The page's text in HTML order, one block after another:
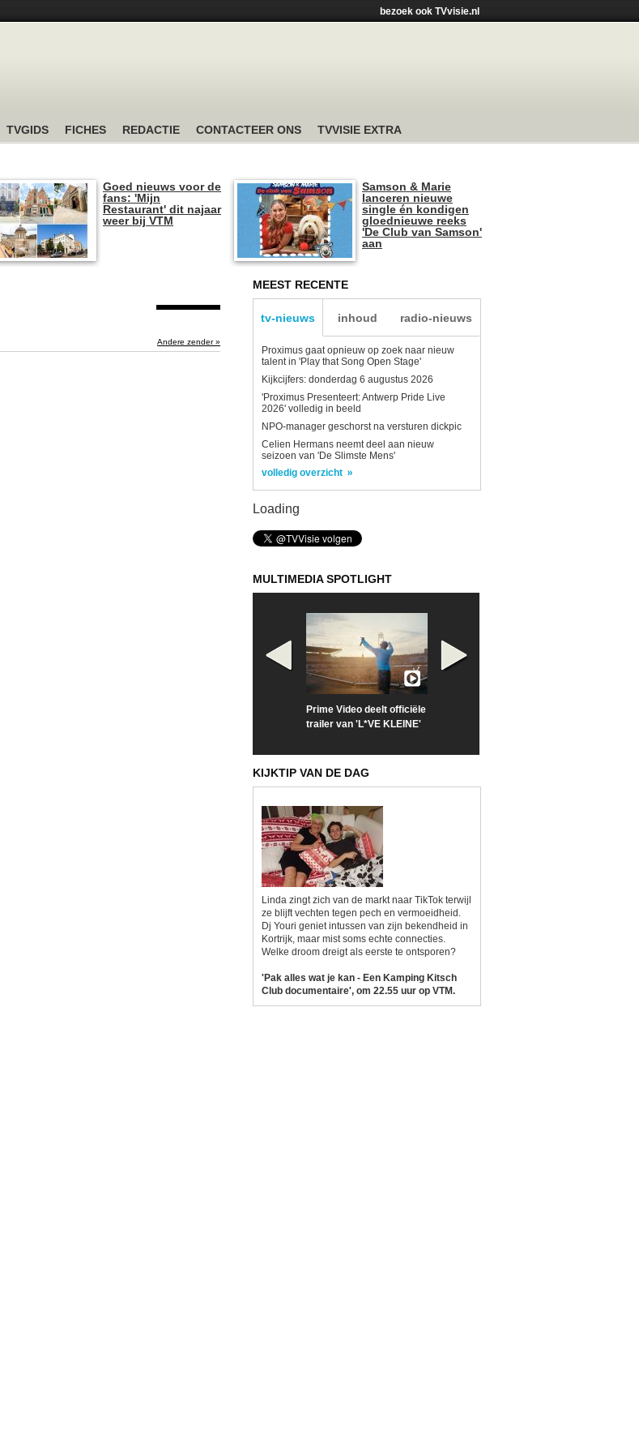
bezoek ook TVvisie.nl
TVGIDS FICHES REDACTIE CONTACTEER ONS TVVISIE EXTRA
Goed nieuws voor de
fans: 'Mijn
Restaurant' dit najaar
weer bij VTM
Samson & Marie
lanceren nieuwe
single én kondigen
gloednieuwe reeks
'De Club van Samson'
aan
Andere zender »
MEEST RECENTE
tv-nieuws inhoud radio-nieuws
Proximus gaat opnieuw op zoek naar nieuw
talent in 'Play that Song Open Stage'
Kijkcijfers: donderdag 6 augustus 2026
'Proximus Presenteert: Antwerp Pride Live
2026' volledig in beeld
NPO-manager geschorst na versturen dickpic
Celien Hermans neemt deel aan nieuw
seizoen van 'De Slimste Mens'
volledig overzicht
Loading
MULTIMEDIA SPOTLIGHT
Prime Video deelt officiële
trailer van 'L*VE KLEINE'
KIJKTIP VAN DE DAG
Linda zingt zich van de markt naar TikTok terwijl
ze blijft vechten tegen pech en vermoeidheid.
Dj Youri geniet intussen van zijn bekendheid in
Kortrijk, maar mist soms echte connecties.
Welke droom dreigt als eerste te ontsporen?
'Pak alles wat je kan - Een Kamping Kitsch
Club documentaire', om 22.55 uur op VTM.